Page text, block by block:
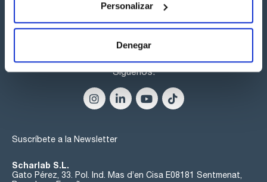
Personalizar
Denegar
Síguenos:
Suscríbete a la Newsletter
Scharlab S.L.
Gato Pérez, 33. Pol. Ind. Mas d’en Cisa E08181 Sentmenat,